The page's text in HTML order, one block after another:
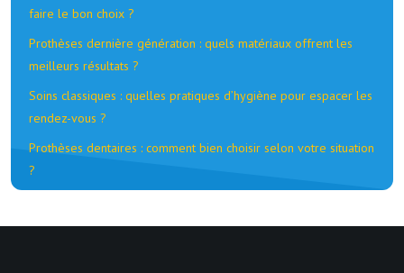
faire le bon choix ?
Prothèses dernière génération : quels matériaux offrent les
meilleurs résultats ?
Soins classiques : quelles pratiques d’hygiène pour espacer les
rendez-vous ?
Prothèses dentaires : comment bien choisir selon votre situation
?